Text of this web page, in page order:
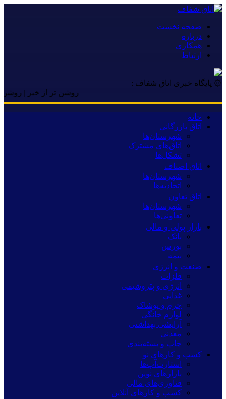
صفحه نخست
درباره
همکاری
ارتباط
۞ پایگاه خبری اتاق شفاف :
روشن تر از خبر | روشن تر
خانه
اتاق بازرگانی
شهرستان‌ها
اتاق‌های مشترک
تشکل‌ها
اتاق اصناف
شهرستان‌ها
اتحادیه‌ها
اتاق تعاون
شهرستان‌ها
تعاونی‌ها
بازار پولی و مالی
بانک
بورس
بیمه
صنعت و انرژی
فلزات
انرژی و پتروشیمی
غذایی
چرم و پوشاک
لوازم خانگی
آرایشی بهداشتی
معدنی
چاپ و بسته‌بندی
کسب و کارهای نو
استارت‌آپ‌ها
بازارهای نوین
فناوری‌های مالی
کسب و کارهای آنلاین